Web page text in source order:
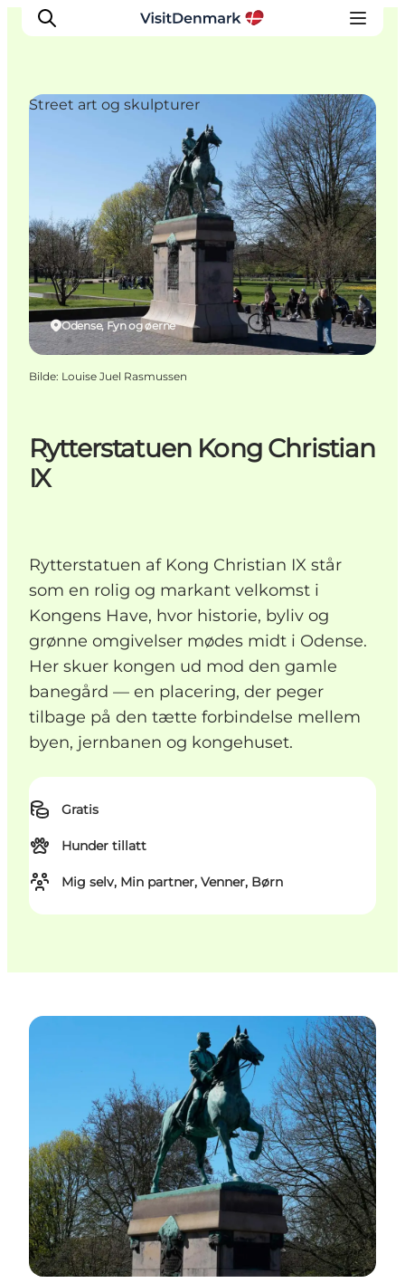
Aktiviteter
Overnatting
Planlegg reisen
Rytterstatuen Kong Christian
IX
Rytterstatuen af Kong Christian IX står
som en rolig og markant velkomst i
Kongens Have, hvor historie, byliv og
grønne omgivelser mødes midt i Odense.
Her skuer kongen ud mod den gamle
banegård — en placering, der peger
tilbage på den tætte forbindelse mellem
byen, jernbanen og kongehuset.
Gratis
Hunder tillatt
Mig selv, Min partner, Venner, Børn
Odense, Fyn og øerne
Street art og skulpturer
Bilde: Louise Juel Rasmussen